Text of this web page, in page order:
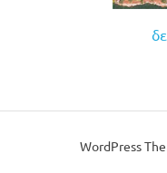
WordPress